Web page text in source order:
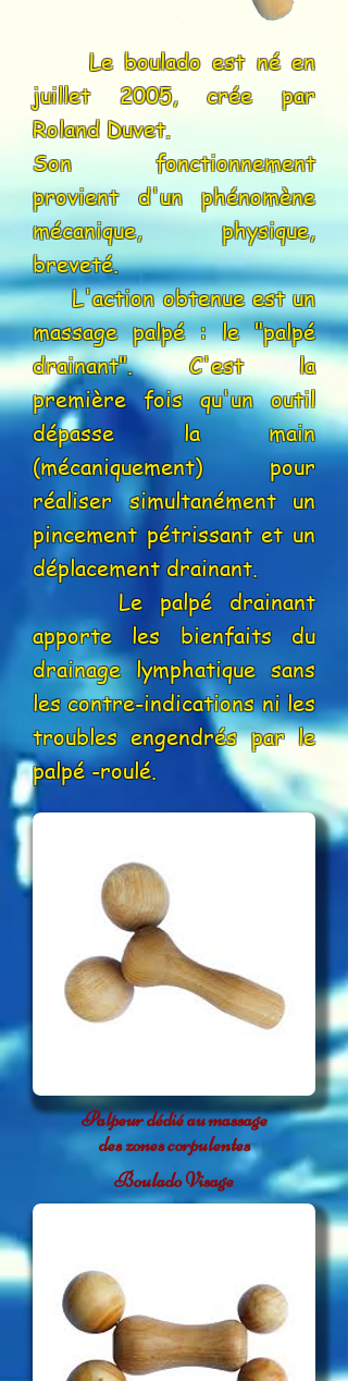
Le boulado est né en
juillet 2005, crée par
Roland Duvet.
Son fonctionnement
provient d'un phénomène
mécanique, physique,
breveté.
L'action obtenue est un
massage palpé : le "palpé
drainant". C'est la
première fois qu'un outil
dépasse la main
(mécaniquement) pour
réaliser simultanément un
pincement pétrissant et un
déplacement drainant.
Le palpé drainant
apporte les bienfaits du
drainage lymphatique sans
les contre-indications ni les
troubles engendrés par le
palpé -roulé.
Palpeur dédié au massage
des zones corpulentes
Boulado Visage